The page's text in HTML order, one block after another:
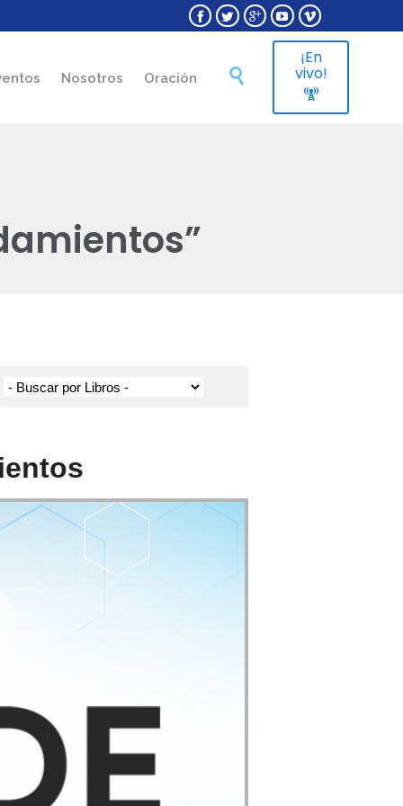
    
Skip
Nosotros Oración 
¡En
vivo!
